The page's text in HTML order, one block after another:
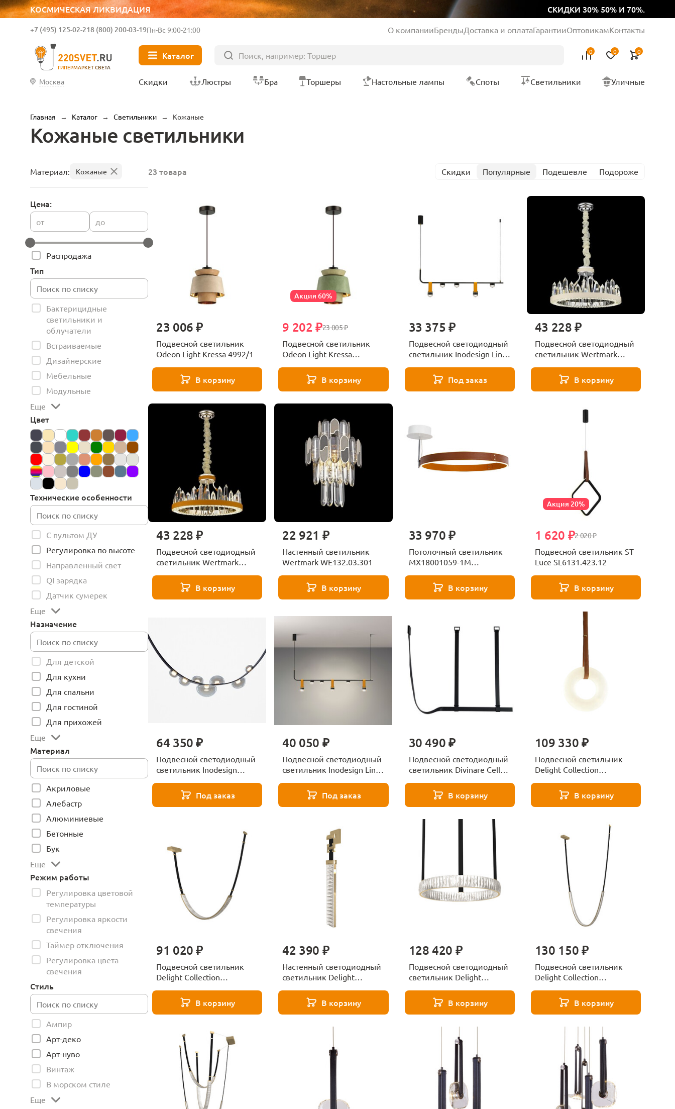
КОСМИЧЕСКАЯ ЛИКВИДАЦИЯ СКИДКИ 30% 50% И 70%.
ГИПЕРМАРКЕТ СВЕТА
+7 (495) 125-02-218 (800) 200-03-19Пн-Вс 9:00-21:00 О компанииБрендыДоставка и оплатаГарантииОптовикамКонтакты
Каталог 0 0 0
Москва Скидки Люстры Бра Торшеры Настольные лампы Споты Светильники Уличные
Главная → Каталог → Светильники → Кожаные
Кожаные светильники
Материал: Кожаные
Цена:
от до
Распродажа
Тип
Бактерицидные
светильники и
облучатели
Встраиваемые
Дизайнерские
Мебельные
Модульные
Еще
Цвет
Технические особенности
С пультом ДУ
Регулировка по высоте
Направленный свет
QI зарядка
Датчик сумерек
Еще
Назначение
Для детской
Для кухни
Для спальни
Для гостиной
Для прихожей
Еще
Материал
Акриловые
Алебастр
Алюминиевые
Бетонные
Бук
Еще
Режим работы
Регулировка цветовой
температуры
Регулировка яркости
свечения
Таймер отключения
Регулировка цвета
свечения
Стиль
Ампир
Арт-деко
Арт-нуво
Винтаж
В морском стиле
Еще
23 товара Скидки Популярные Подешевле Подороже
23 006 ₽
Подвесной светильник
Odeon Light Kressa 4992/1
В корзину
Акция 60%
23 005 ₽
9 202 ₽
Подвесной светильник
Odeon Light Kressa
В корзину
33 375 ₽
Подвесной светодиодный
светильник Inodesign Line
Под заказ
43 228 ₽
Подвесной светодиодный
светильник Wertmark
В корзину
43 228 ₽
Подвесной светодиодный
светильник Wertmark
В корзину
22 921 ₽
Настенный светильник
Wertmark WE132.03.301
В корзину
33 970 ₽
Потолочный светильник
MX18001059-1M
Collection В корзину
Акция 20%
2 020 ₽
1 620 ₽
Подвесной светильник ST
Luce SL6131.423.12
В корзину
64 350 ₽
Подвесной светодиодный
светильник Inodesign
Под заказ
40 050 ₽
Подвесной светодиодный
светильник Inodesign Line
Под заказ
30 490 ₽
Подвесной светодиодный
светильник Divinare Cella
В корзину
109 330 ₽
Подвесной светильник
Delight Collection
В корзину
91 020 ₽
Подвесной светильник
Delight Collection
В корзину
42 390 ₽
Настенный светодиодный
светильник Delight
black/gold В корзину
128 420 ₽
Подвесной светодиодный
светильник Delight
black/gold В корзину
130 150 ₽
Подвесной светильник
Delight Collection
В корзину